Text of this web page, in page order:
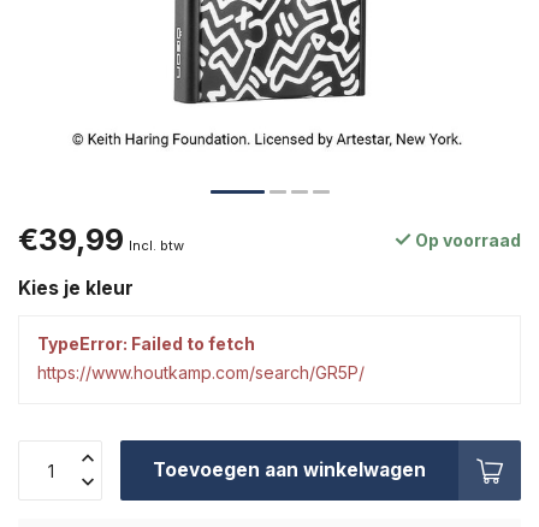
€39,99 Incl. btw Op voorraad
Kies je kleur
TypeError: Failed to fetch
https://www.houtkamp.com/search/GR5P/
Toevoegen aan winkelwagen